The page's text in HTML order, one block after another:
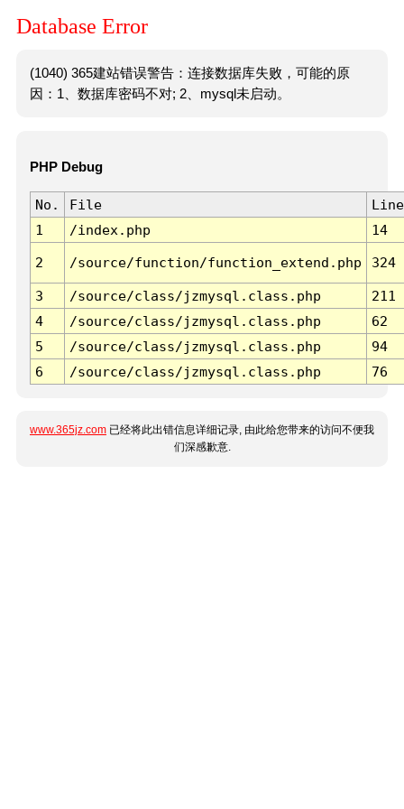
Database Error
(1040) 365建站错误警告：连接数据库失败，可能的原
因：1、数据库密码不对; 2、mysql未启动。
PHP Debug
No. File
Line
1
/index.php 14
2 /source/function/function_extend.php 324
3 /source/class/jzmysql.class.php
211
4
/source/class/jzmysql.class.php
62
5
/source/class/jzmysql.class.php
94
6
/source/class/jzmysql.class.php 76
www.365jz.com 已经将此出错信息详细记录, 由此给您带来的访问不便我
们深感歉意.